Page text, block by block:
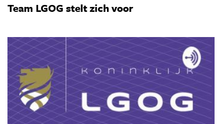
Team LGOG stelt zich voor